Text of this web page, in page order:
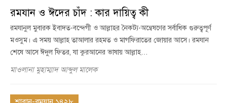
রমযান ও ঈদের চাঁদ : কার দায়িত্ব কী
রমযানুল মুবারক ইবাদত-বন্দেগী ও আল্লাহর নৈকট্য-অন্বেষণের সর্বাধিক গুরুত্বপূর্ণ
মওসুম। এ সময় আল্লাহ তাআলার রহমত ও মাগফিরাতের জোয়ার আসে। রমযান
শেষে আসে ঈদুল ফিতর, যা কুরআনের ভাষায় আল্লাহ…
মাওলানা মুহাম্মাদ আব্দুল মালেক